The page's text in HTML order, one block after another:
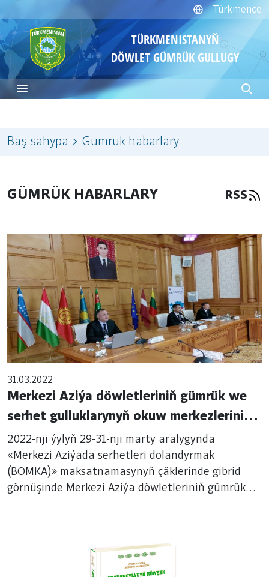
Türkmençe
TÜRKMENISTANYŇ
DÖWLET GÜMRÜK GULLUGY
Baş sahypa Gümrük habarlary
GÜMRÜK HABARLARY RSS
31.03.2022
Merkezi Aziýa döwletleriniň gümrük we
serhet gulluklarynyň okuw merkezleriniň
ýolbaşçylarynyň sebitleýin maslahaty
geçirildi
2022-nji ýylyň 29-31-nji marty aralygynda
«Merkezi Aziýada serhetleri dolandyrmak
(BOMKA)» maksatnamasynyň çäklerinde gibrid
görnüşinde Merkezi Aziýa döwletleriniň gümrük